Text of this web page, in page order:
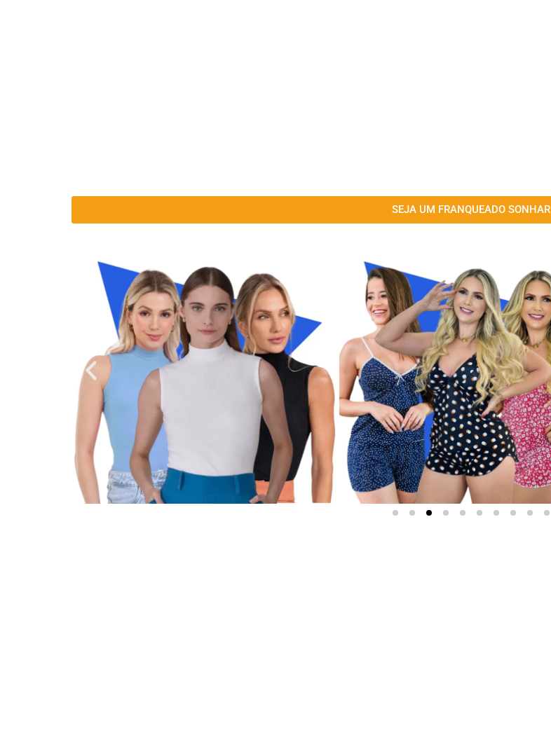
SEJA UM FRANQUEADO SONHAR